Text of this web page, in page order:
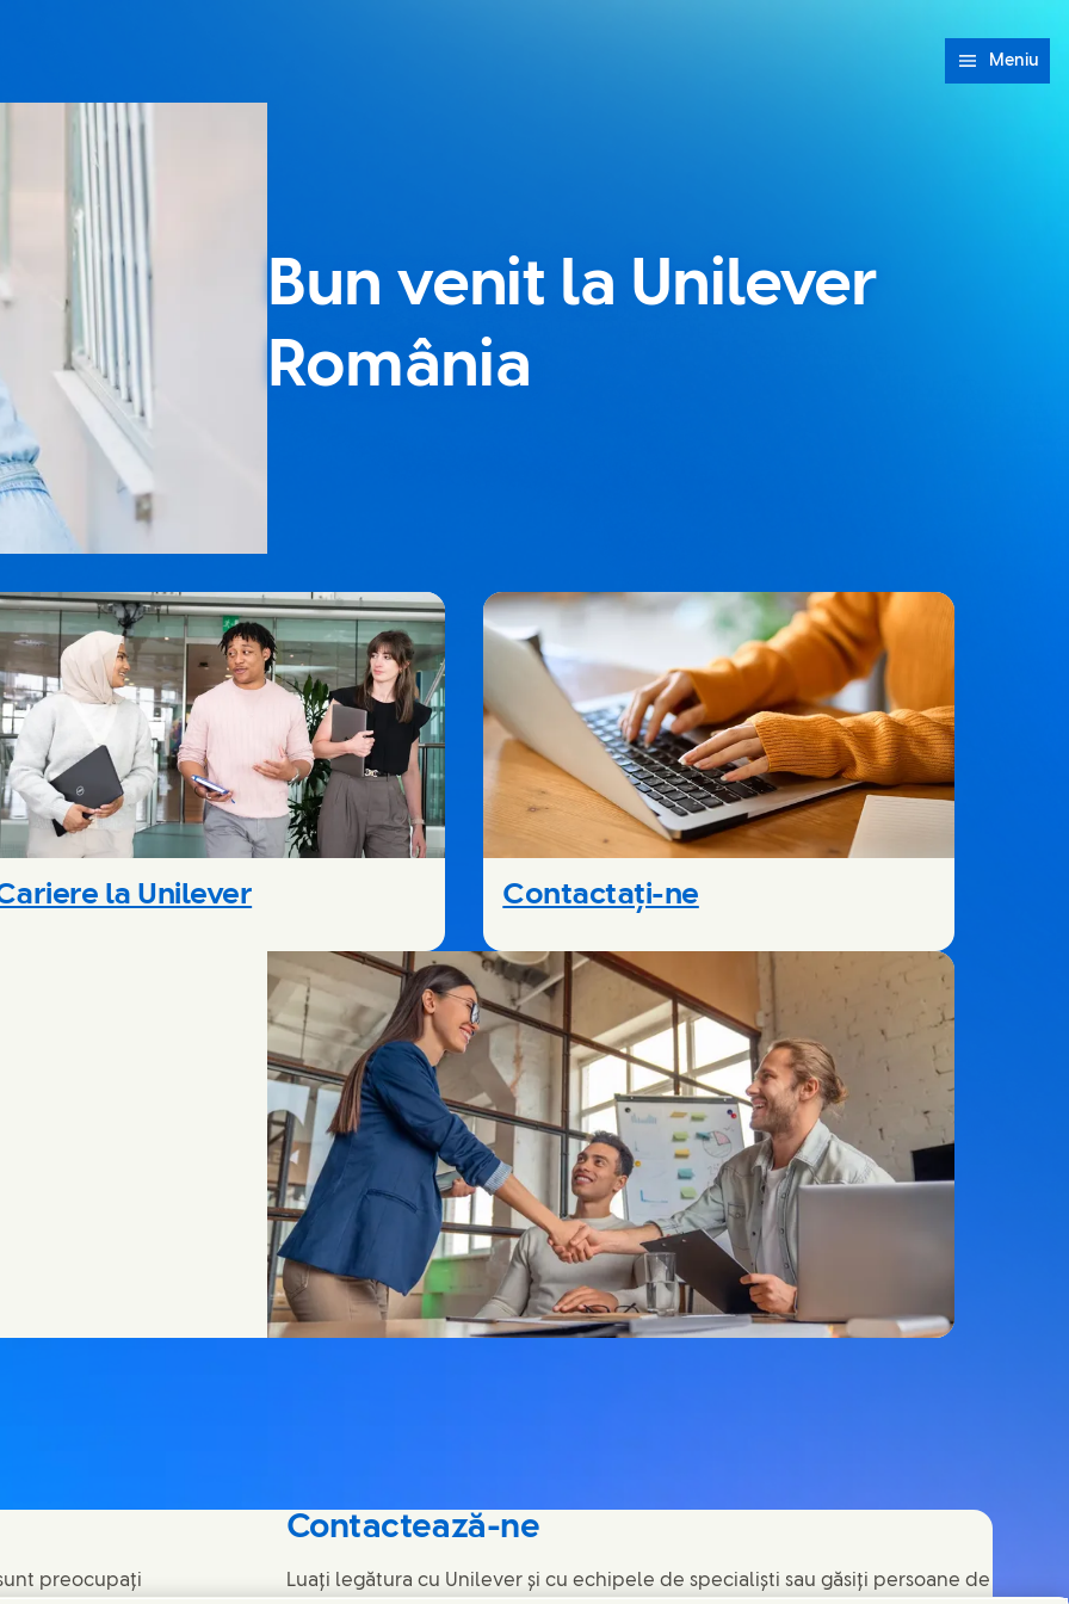
Meniu
Bun venit la Unilever
România
la Unilever Contactaţi-ne
preocupați
Contactează-ne
Luați legătura cu Unilever și cu echipele de specialiști sau găsiți persoane de